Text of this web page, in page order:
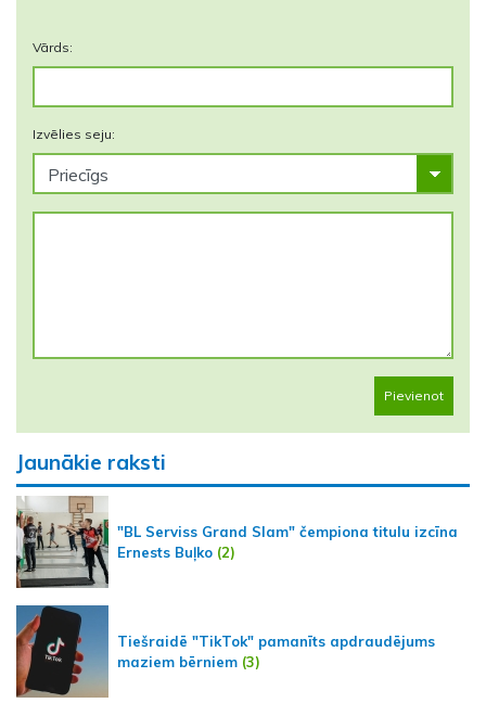
Vārds:
Izvēlies seju:
Pievienot
Jaunākie raksti
"BL Serviss Grand Slam" čempiona titulu izcīna
Ernests Buļko (2)
Tiešraidē "TikTok" pamanīts apdraudējums
maziem bērniem (3)